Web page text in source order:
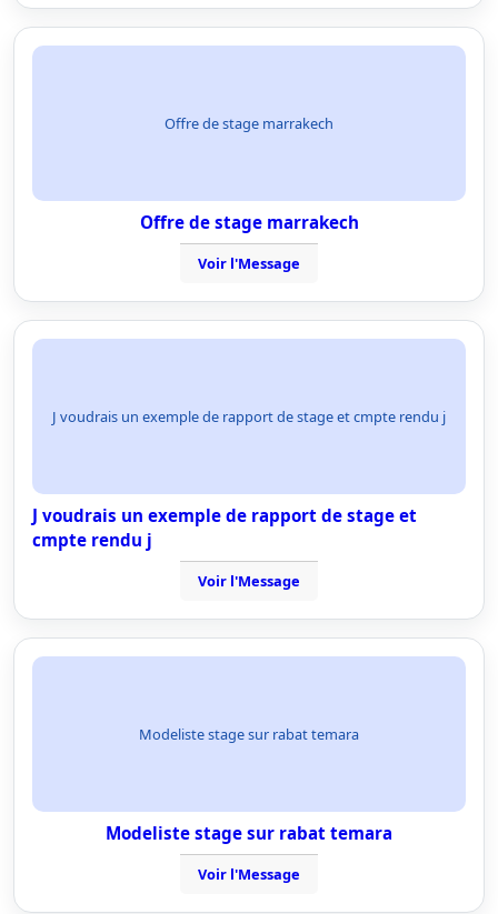
Offre de stage marrakech
Offre de stage marrakech
Voir l'Message
J voudrais un exemple de rapport de stage et cmpte rendu j
J voudrais un exemple de rapport de stage et
cmpte rendu j
Voir l'Message
Modeliste stage sur rabat temara
Modeliste stage sur rabat temara
Voir l'Message